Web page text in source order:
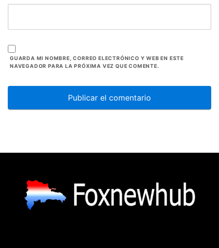
GUARDA MI NOMBRE, CORREO ELECTRÓNICO Y WEB EN ESTE
NAVEGADOR PARA LA PRÓXIMA VEZ QUE COMENTE.